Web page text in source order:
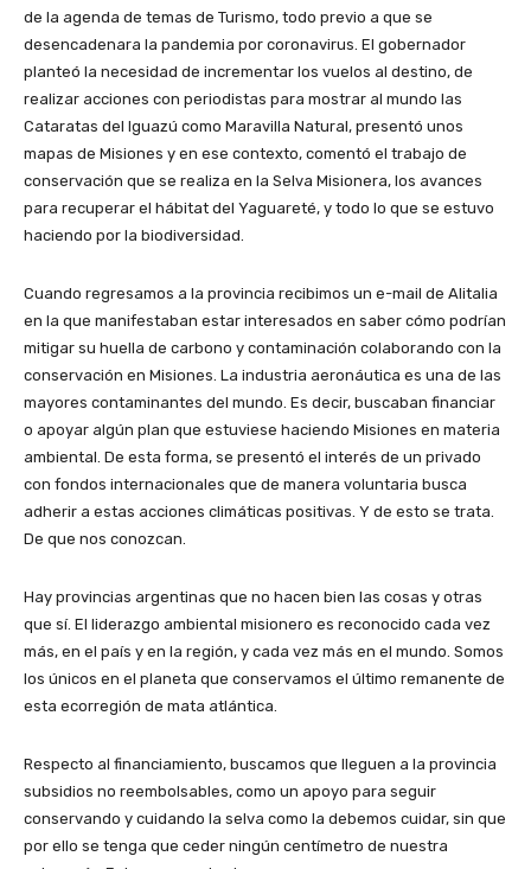
de la agenda de temas de Turismo, todo previo a que se
desencadenara la pandemia por coronavirus. El gobernador
planteó la necesidad de incrementar los vuelos al destino, de
realizar acciones con periodistas para mostrar al mundo las
Cataratas del Iguazú como Maravilla Natural, presentó unos
mapas de Misiones y en ese contexto, comentó el trabajo de
conservación que se realiza en la Selva Misionera, los avances
para recuperar el hábitat del Yaguareté, y todo lo que se estuvo
haciendo por la biodiversidad.
Cuando regresamos a la provincia recibimos un e-mail de Alitalia
en la que manifestaban estar interesados en saber cómo podrían
mitigar su huella de carbono y contaminación colaborando con la
conservación en Misiones. La industria aeronáutica es una de las
mayores contaminantes del mundo. Es decir, buscaban financiar
o apoyar algún plan que estuviese haciendo Misiones en materia
ambiental. De esta forma, se presentó el interés de un privado
con fondos internacionales que de manera voluntaria busca
adherir a estas acciones climáticas positivas. Y de esto se trata.
De que nos conozcan.
Hay provincias argentinas que no hacen bien las cosas y otras
que sí. El liderazgo ambiental misionero es reconocido cada vez
más, en el país y en la región, y cada vez más en el mundo. Somos
los únicos en el planeta que conservamos el último remanente de
esta ecorregión de mata atlántica.
Respecto al financiamiento, buscamos que lleguen a la provincia
subsidios no reembolsables, como un apoyo para seguir
conservando y cuidando la selva como la debemos cuidar, sin que
por ello se tenga que ceder ningún centímetro de nuestra